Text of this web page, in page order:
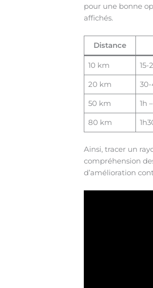
pour une bonne
affichés.
Distance
10 km 15-
20 km
50 km 1h
80 km
Ainsi, tracer un
compréhension
d’amélioration